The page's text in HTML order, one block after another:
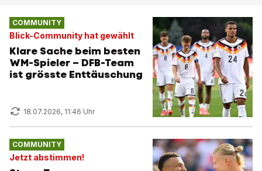
COMMUNITY
Blick-Community hat gewählt
Klare Sache beim besten
WM-Spieler – DFB-Team
ist grösste Enttäuschung
18.07.2026, 11:46 Uhr
COMMUNITY
Jetzt abstimmen!